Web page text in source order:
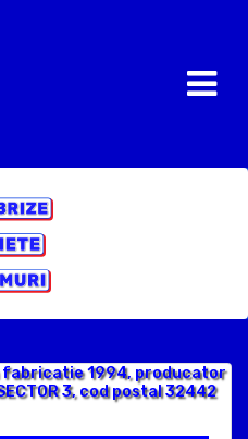
fabricatie 1994, producator
3, cod postal 32442